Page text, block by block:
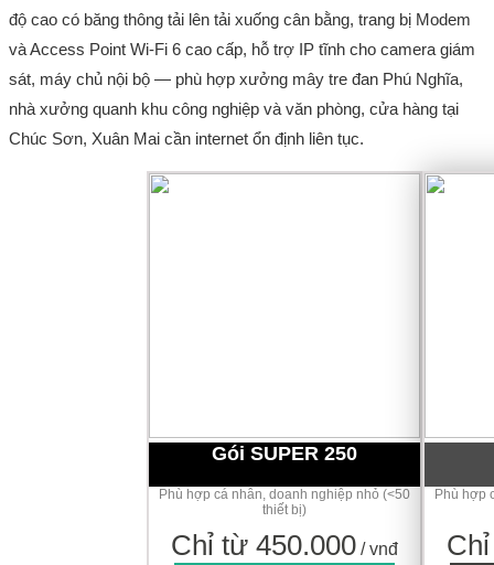
độ cao có băng thông tải lên tải xuống cân bằng, trang bị Modem
và Access Point Wi-Fi 6 cao cấp, hỗ trợ IP tĩnh cho camera giám
sát, máy chủ nội bộ — phù hợp xưởng mây tre đan Phú Nghĩa,
nhà xưởng quanh khu công nghiệp và văn phòng, cửa hàng tại
Chúc Sơn, Xuân Mai cần internet ổn định liên tục.
Gói SUPER 250
Phù hợp cá nhân, doanh nghiệp nhỏ (<50
thiết bị)
Chỉ từ 450.000 / vnđ
Phù hợp